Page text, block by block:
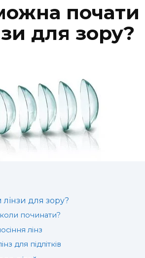
для зору?
для зору?
коли починати?
лінз
для підлітків